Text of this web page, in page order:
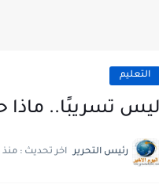
التعليم
ليس تسريبًا.. ماذا حدث
رئيس التحرير اخر تحديث : منذ